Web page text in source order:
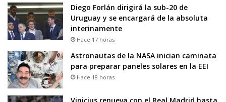
Diego Forlán dirigirá la sub-20 de
Uruguay y se encargará de la absoluta
interinamente
Hace 17 horas
Astronautas de la NASA inician caminata
para preparar paneles solares en la EEI
Hace 18 horas